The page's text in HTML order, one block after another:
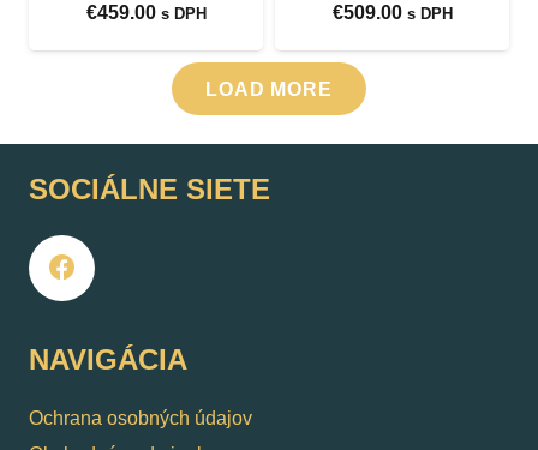
€459.00 s DPH
€509.00 s DPH
LOAD MORE
SOCIÁLNE SIETE
NAVIGÁCIA
Ochrana osobných údajov